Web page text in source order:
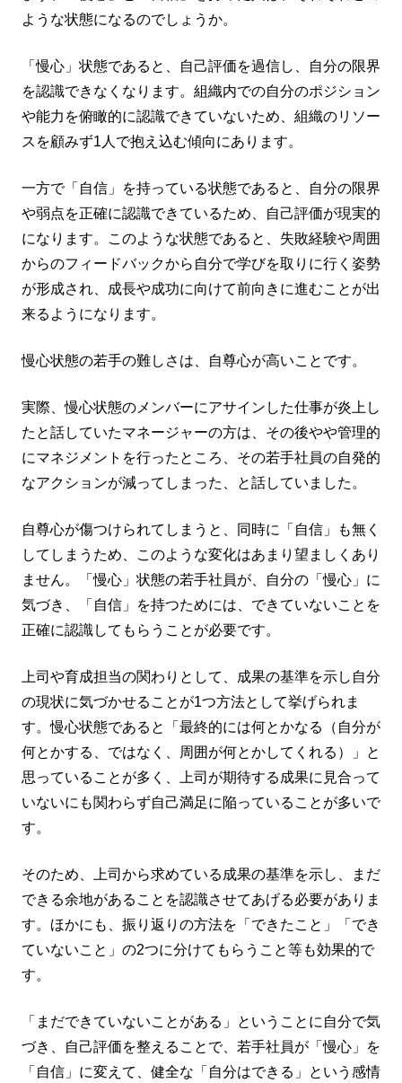
ような状態になるのでしょうか。
「慢心」状態であると、自己評価を過信し、自分の限界
を認識できなくなります。組織内での自分のポジション
や能力を俯瞰的に認識できていないため、組織のリソー
スを顧みず1人で抱え込む傾向にあります。
一方で「自信」を持っている状態であると、自分の限界
や弱点を正確に認識できているため、自己評価が現実的
になります。このような状態であると、失敗経験や周囲
からのフィードバックから自分で学びを取りに行く姿勢
が形成され、成長や成功に向けて前向きに進むことが出
来るようになります。
慢心状態の若手の難しさは、自尊心が高いことです。
実際、慢心状態のメンバーにアサインした仕事が炎上し
たと話していたマネージャーの方は、その後やや管理的
にマネジメントを行ったところ、その若手社員の自発的
なアクションが減ってしまった、と話していました。
自尊心が傷つけられてしまうと、同時に「自信」も無く
してしまうため、このような変化はあまり望ましくあり
ません。「慢心」状態の若手社員が、自分の「慢心」に
気づき、「自信」を持つためには、できていないことを
正確に認識してもらうことが必要です。
上司や育成担当の関わりとして、成果の基準を示し自分
の現状に気づかせることが1つ方法として挙げられま
す。慢心状態であると「最終的には何とかなる（自分が
何とかする、ではなく、周囲が何とかしてくれる）」と
思っていることが多く、上司が期待する成果に見合って
いないにも関わらず自己満足に陥っていることが多いで
す。
そのため、上司から求めている成果の基準を示し、まだ
できる余地があることを認識させてあげる必要がありま
す。ほかにも、振り返りの方法を「できたこと」「でき
ていないこと」の2つに分けてもらうこと等も効果的で
す。
「まだできていないことがある」ということに自分で気
づき、自己評価を整えることで、若手社員が「慢心」を
「自信」に変えて、健全な「自分はできる」という感情